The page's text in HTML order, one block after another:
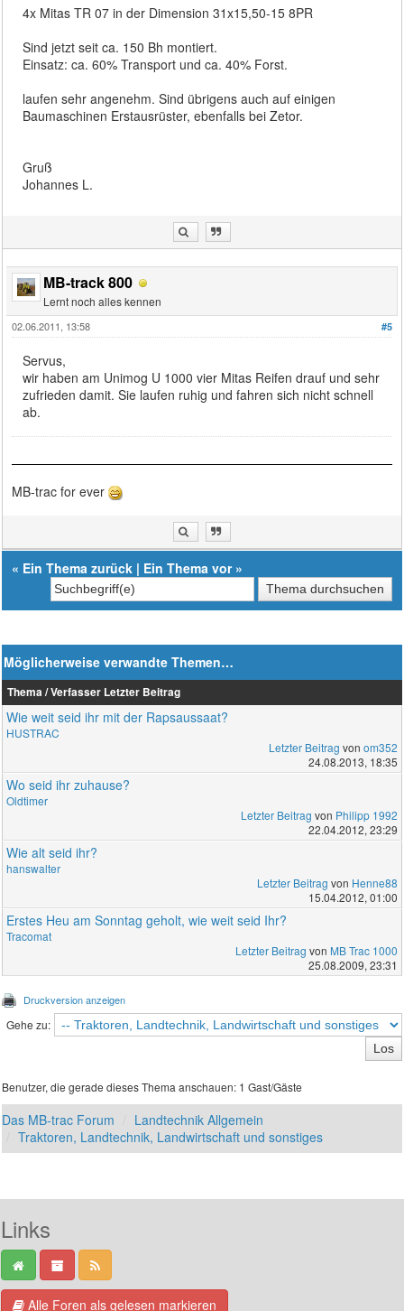
4x Mitas TR 07 in der Dimension 31x15,50-15 8PR
Sind jetzt seit ca. 150 Bh montiert.
Einsatz: ca. 60% Transport und ca. 40% Forst.
laufen sehr angenehm. Sind übrigens auch auf einigen
Baumaschinen Erstausrüster, ebenfalls bei Zetor.
Gruß
Johannes L.
MB-track 800
Lernt noch alles kennen
#5
02.06.2011, 13:58
Servus,
wir haben am Unimog U 1000 vier Mitas Reifen drauf und sehr
zufrieden damit. Sie laufen ruhig und fahren sich nicht schnell
ab.
MB-trac for ever
« Ein Thema zurück | Ein Thema vor»
Möglicherweise verwandte Themen…
Thema / Verfasser Letzter Beitrag
Wie weit seid ihr mit der Rapsaussaat?
HUSTRAC
Letzter Beitrag von om352
24.08.2013, 18:35
Wo seid ihr zuhause?
Oldtimer
Letzter Beitrag von Philipp 1992
22.04.2012, 23:29
Wie alt seid ihr?
hanswalter
Letzter Beitrag von Henne88
15.04.2012, 01:00
Erstes Heu am Sonntag geholt, wie weit seid Ihr?
Tracomat
Letzter Beitrag von MB Trac 1000
25.08.2009, 23:31
Druckversion anzeigen
Gehe zu:
Benutzer, die gerade dieses Thema anschauen: 1 Gast/Gäste
Das MB-trac Forum
Landtechnik Allgemein
Traktoren, Landtechnik, Landwirtschaft und sonstiges
Links
Alle Foren als gelesen markieren